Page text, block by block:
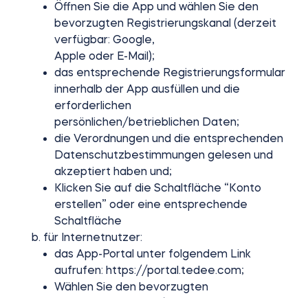
Öffnen Sie die App und wählen Sie den
bevorzugten Registrierungskanal (derzeit
verfügbar: Google,
Apple oder E-Mail);
das entsprechende Registrierungsformular
innerhalb der App ausfüllen und die
erforderlichen
persönlichen/betrieblichen Daten;
die Verordnungen und die entsprechenden
Datenschutzbestimmungen gelesen und
akzeptiert haben und;
Klicken Sie auf die Schaltfläche “Konto
erstellen” oder eine entsprechende
Schaltfläche
für Internetnutzer:
das App-Portal unter folgendem Link
aufrufen: https://portal.tedee.com;
Wählen Sie den bevorzugten